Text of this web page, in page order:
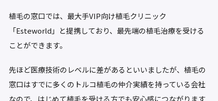
植毛の窓口では、最大手VIP向け植毛クリニック
「Esteworld」と提携しており、最先端の植毛治療を受ける
ことができます。
先ほど医療技術のレベルに差があるといいましたが、植毛の
窓口はすでに多くのトルコ植毛の仲介実績を持っている会社
なので、はじめて植毛を受ける方でも安心感につながります